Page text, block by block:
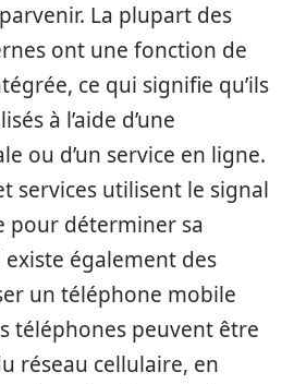
La plupart des
ont une fonction de
ce qui signifie qu’ils
à l’aide d’une
ou d’un service en ligne.
services utilisent le signal
pour déterminer sa
également des
un téléphone mobile
téléphones peuvent être
réseau cellulaire, en